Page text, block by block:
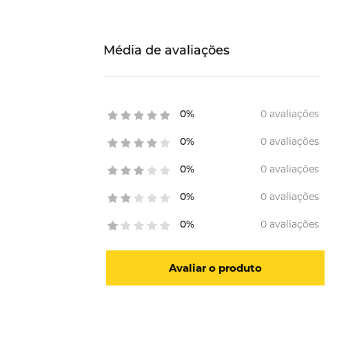
Média de avaliações
0% 0 avaliações
0% 0 avaliações
0% 0 avaliações
0% 0 avaliações
0% 0 avaliações
Avaliar o produto